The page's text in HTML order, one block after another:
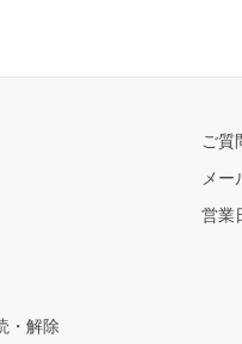
・解除
ご質
メー
営業